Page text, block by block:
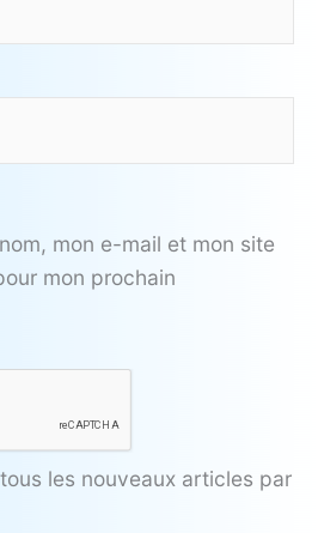
mon e-mail et mon site
mon prochain
les nouveaux articles par